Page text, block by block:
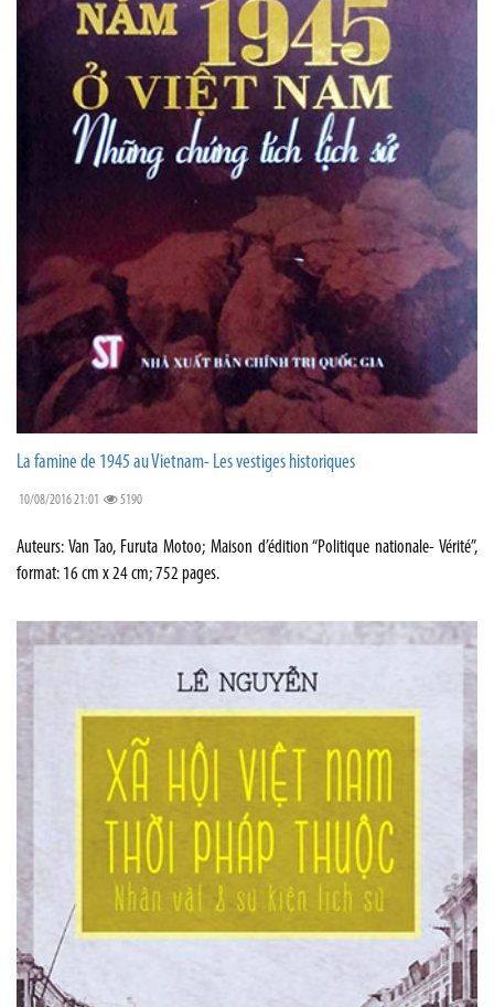
La famine de 1945 au Vietnam- Les vestiges historiques
10/08/2016 21:01 5190
Auteurs: Van Tao, Furuta Motoo; Maison d’édition “Politique nationale- Vérité”,
format: 16 cm x 24 cm; 752 pages.